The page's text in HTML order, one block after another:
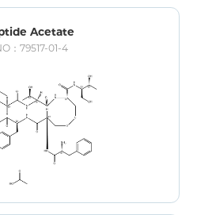
Acetate
：79517-01-4